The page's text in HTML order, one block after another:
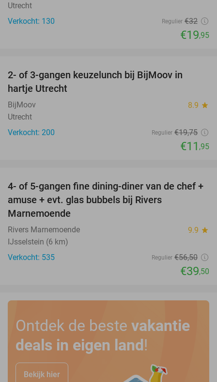
Utrecht
Verkocht: 130
Regulier €32
€19,95
2- of 3-gangen keuzelunch bij BijMoov in
hartje Utrecht
BijMoov 8.9 star
Utrecht
Verkocht: 200
Regulier €19,75
€11 ,95
30%
4- of 5-gangen fine dining-diner van de chef +
amuse + evt. glas bubbels bij Rivers
Marnemoende
Rivers Marnemoende 9.9 star
IJsselstein (6 km)
Verkocht: 535
Regulier €56,50
€39,50
Ontdek de beste vakantie
deals in eigen land!
Bekijk hier